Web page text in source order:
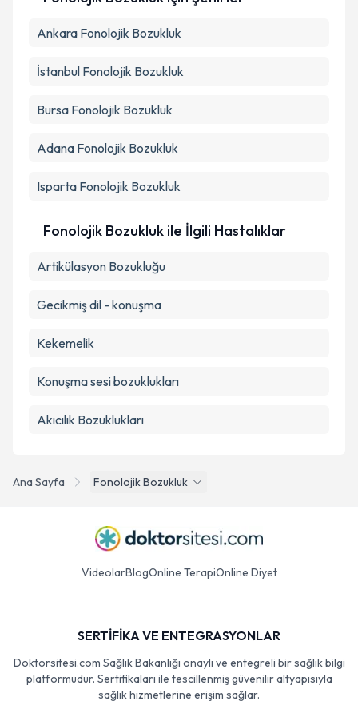
kapsamda işlenmesini kabul ediyorum.
Ana Sayfa Fonolojik Bozukluk
Ankara Fonolojik Bozukluk
İstanbul Fonolojik Bozukluk
Bursa Fonolojik Bozukluk
Adana Fonolojik Bozukluk
Isparta Fonolojik Bozukluk
Fonolojik Bozukluk ile İlgili Hastalıklar
Artikülasyon Bozukluğu
Gecikmiş dil - konuşma
Kekemelik
Konuşma sesi bozuklukları
Akıcılık Bozuklukları
VideolarBlogOnline TerapiOnline Diyet
SERTİFİKA VE ENTEGRASYONLAR
Doktorsitesi.com Sağlık Bakanlığı onaylı ve entegreli bir sağlık bilgi
platformudur. Sertifikaları ile tescillenmiş güvenilir altyapısıyla
sağlık hizmetlerine erişim sağlar.